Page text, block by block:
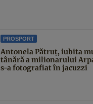
PROSPORT
Antonela Pătruț, iubita
tânără a milionarului
s-a fotografiat în jacuzzi